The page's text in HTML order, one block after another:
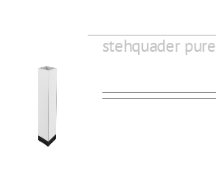
stehquader pure